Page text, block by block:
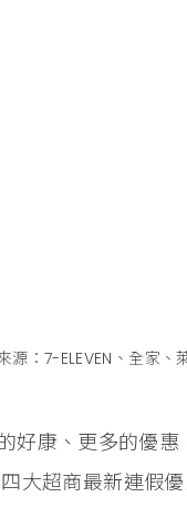
源：7-ELEVEN、全家
好康、更多的優
大超商最新連假